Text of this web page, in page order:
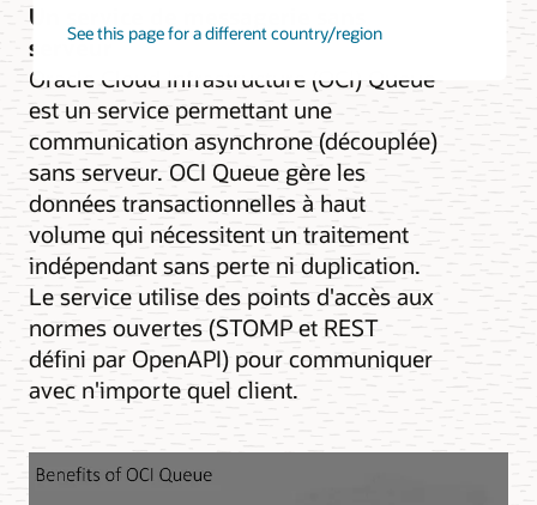
See this page for a different country/region
Un service de messagerie sans
serveur
Oracle Cloud Infrastructure (OCI) Queue
est un service permettant une
communication asynchrone (découplée)
sans serveur. OCI Queue gère les
données transactionnelles à haut
volume qui nécessitent un traitement
indépendant sans perte ni duplication.
Le service utilise des points d'accès aux
normes ouvertes (STOMP et REST
défini par OpenAPI) pour communiquer
avec n'importe quel client.